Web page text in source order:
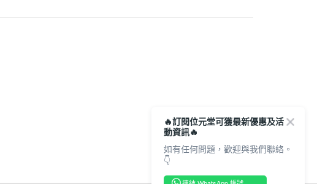
🔥訂閱位元堂可獲最新優惠及活
動資訊🔥
如有任何問題，歡迎與我們聯絡。
👇